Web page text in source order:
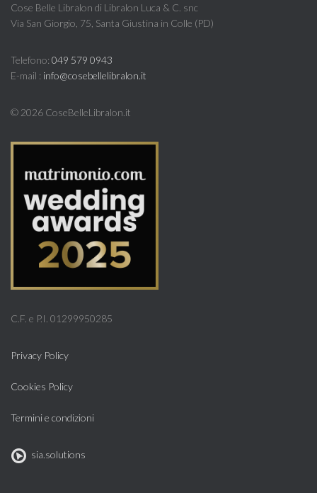
Cose Belle Libralon di Libralon Luca & C. snc
Via San Giorgio, 75, Santa Giustina in Colle (PD)
Telefono: 049 579 0943
E-mail : info@cosebellelibralon.it
© 2026 CoseBelleLibralon.it
C.F. e P.I. 01299950285
Privacy Policy
Cookies Policy
Termini e condizioni
sia.solutions